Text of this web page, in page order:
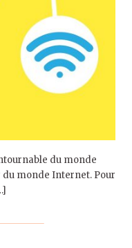
du monde
du monde Internet. Pour